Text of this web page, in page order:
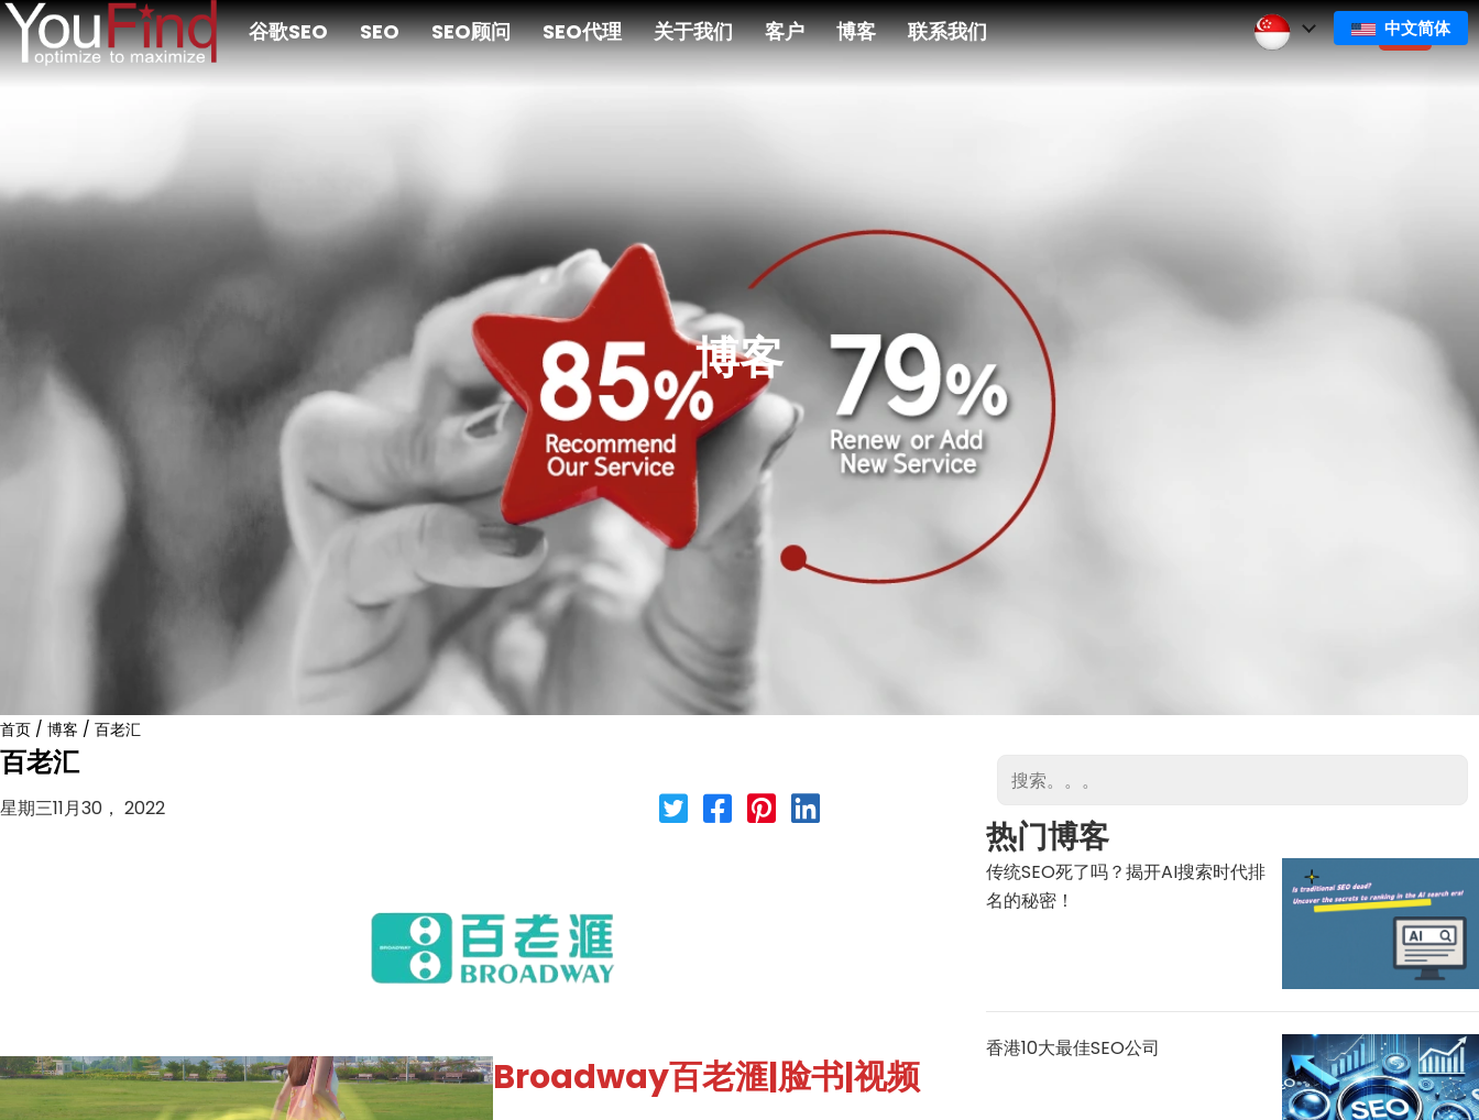
跳
至
主
谷歌SEO SEO SEO顾问 SEO代理 关于我们 客户 博客 联系我们 中文简体
订阅
博客
首页 / 博客 / 百老汇
百老汇
星期三11月30， 2022
Broadway百老滙|脸书|视频
热门博客
传统SEO死了吗？揭开AI搜索时代排
名的秘密！
香港10大最佳SEO公司